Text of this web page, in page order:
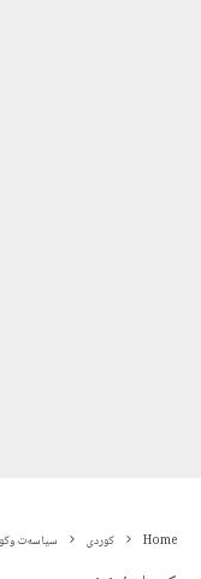
Home کوردی سیاسەت